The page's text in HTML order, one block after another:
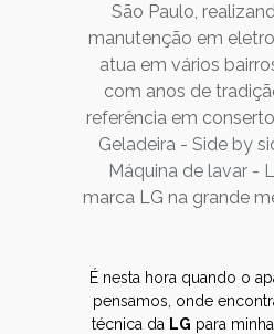
São Paulo,
manutenção em
atua em vários
com anos de
referência em
Geladeira- Side by
Máquina de lavar-
marca LG na grande
É nesta hora quando o
pensamos, onde
técnica da LG para minha